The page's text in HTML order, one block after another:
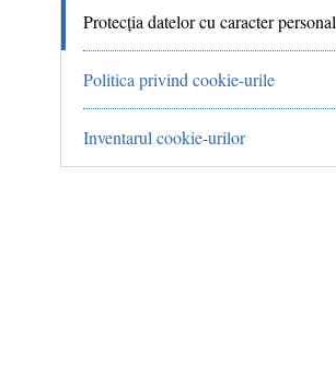
Protecția datelor cu caracter personal
Politica privind cookie-urile
Inventarul cookie-urilor